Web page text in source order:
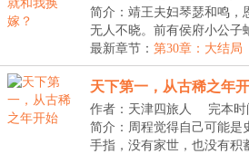
简介：靖王夫妇琴瑟和鸣，
无人不晓。前有侯府小公子
树...
最新章节： 第30章：大结局
天下第一，从古稀之年
作者：天津四旅人
完本时
简介：周程觉得自己可能是
手指，没有家世，也没有积